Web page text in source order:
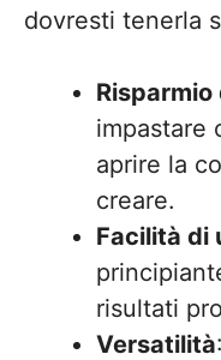
dovresti tenerla
impastare
aprire la
creare.
Facilità di
risultati
Versatilità